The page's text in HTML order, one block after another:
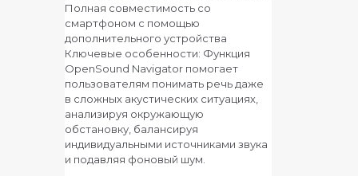
Полная совместимость со
смартфоном с помощью
дополнительного устройства
Ключевые особенности: Функция
OpenSound Navigator помогает
пользователям понимать речь даже
в сложных акустических ситуациях,
анализируя окружающую
обстановку, балансируя
индивидуальными источниками звука
и подавляя фоновый шум.